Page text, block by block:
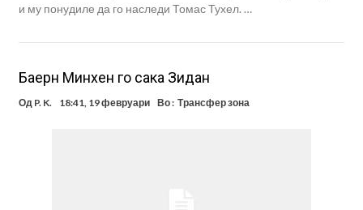
и му понудиле да го наследи Томас Тухел. …
Баерн Минхен го сака Зидан
Од P. K. 18:41, 19 февруари Во : Трансфер зона